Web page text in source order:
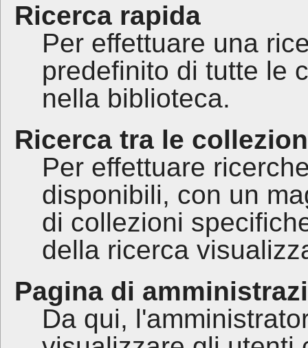
Ricerca rapida
Per effettuare una
predefinito di tutte le
nella biblioteca.
Ricerca tra le
Per effettuare
disponibili, con un
di collezioni
della ricerca
Pagina di
Da qui,